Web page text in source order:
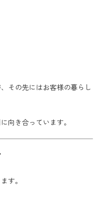
その先にはお客様の暮らし
向き合っています。
す。